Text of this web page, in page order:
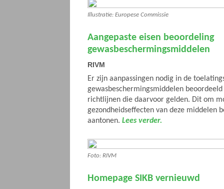
Illustratie: Europese Commissie
Aangepaste eisen beoordeling
gewasbeschermingsmiddelen
RIVM
Er zijn aanpassingen nodig in de
gewasbeschermingsmiddelen
richtlijnen die daarvoor gelden. Dit om
gezondheidseffecten van deze middelen
aantonen. Lees verder.
Foto: RIVM
Homepage SIKB vernieuwd